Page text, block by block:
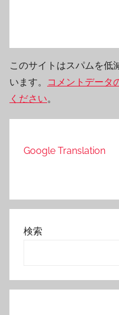
このサイトはスパムを低
います。
コメントデータ
ください。
Google Translation
検索